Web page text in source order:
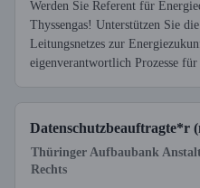
Werden Sie Referent für
Thyssengas! Unterstützen Sie
Leitungsnetzes zur
eigenverantwortlich Prozesse
Datenschutzbeauftragte*r
Thüringer Aufbaubank
Rechts